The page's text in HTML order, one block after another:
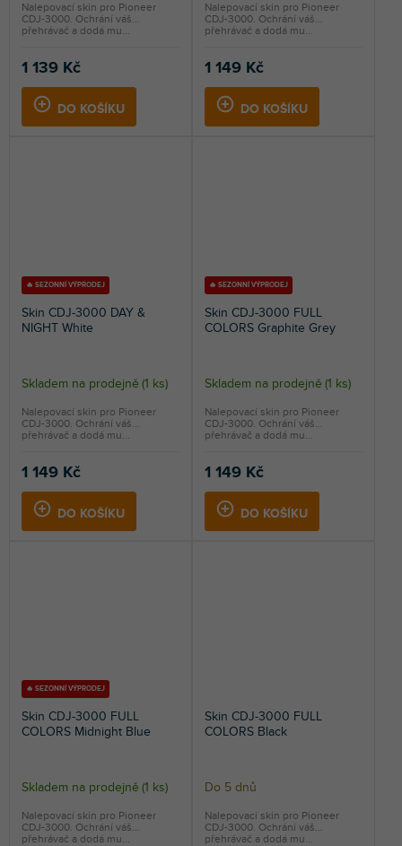
1 139 Kč
DO KOŠÍKU
Nalepovací skin pro Pioneer
CDJ-3000. Ochrání váš
přehrávač a dodá mu...
1 149 Kč
DO KOŠÍKU
Nalepovací skin pro Pioneer
CDJ-3000. Ochrání váš
přehrávač a dodá mu...
🔥 SEZONNÍ VÝPRODEJ
Skin CDJ-3000 DAY &
NIGHT White
Skladem na prodejně (1 ks)
1 149 Kč
DO KOŠÍKU
Nalepovací skin pro Pioneer
CDJ-3000. Ochrání váš
přehrávač a dodá mu...
🔥 SEZONNÍ VÝPRODEJ
Skin CDJ-3000 FULL
COLORS Graphite Grey
Skladem na prodejně (1 ks)
1 149 Kč
DO KOŠÍKU
Nalepovací skin pro Pioneer
CDJ-3000. Ochrání váš
přehrávač a dodá mu...
🔥 SEZONNÍ VÝPRODEJ
Skin CDJ-3000 FULL
COLORS Midnight Blue
Skladem na prodejně (1 ks)
Nalepovací skin pro Pioneer
CDJ-3000. Ochrání váš
přehrávač a dodá mu...
Skin CDJ-3000 FULL
COLORS Black
Do 5 dnů
Nalepovací skin pro Pioneer
CDJ-3000. Ochrání váš
přehrávač a dodá mu...